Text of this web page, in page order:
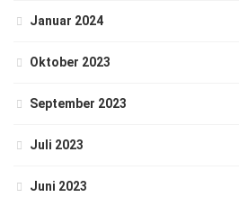
Januar 2024
Oktober 2023
September 2023
Juli 2023
Juni 2023